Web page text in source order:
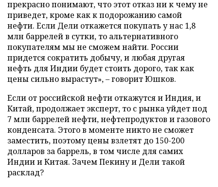
прекрасно понимают, что этот отказ ни к чему не
приведет, кроме как к подорожанию самой
нефти. Если Дели откажется покупать у нас 1,8
млн баррелей в сутки, то альтернативного
покупателям мы не сможем найти. России
придется сократить добычу, и любая другая
нефть для Индии будет стоить дорого, так как
цены сильно вырастут», – говорит Юшков.
Если от российской нефти откажутся и Индия, и
Китай, продолжает эксперт, то с рынка уйдет под
7 млн баррелей нефти, нефтепродуктов и газового
конденсата. Этого в моменте никто не сможет
заместить, поэтому цены взлетят до 150-200
долларов за баррель, в том числе для самих
Индии и Китая. Зачем Пекину и Дели такой
расклад?